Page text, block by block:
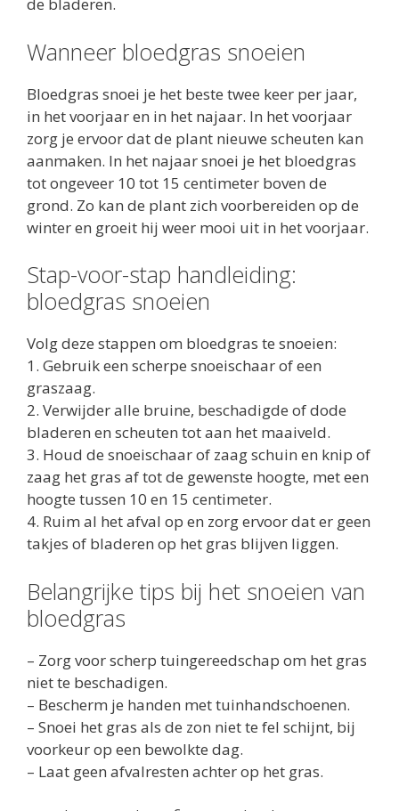
Wanneer bloedgras snoeien
Bloedgras snoei je het beste twee keer per jaar,
in het voorjaar en in het najaar. In het voorjaar
zorg je ervoor dat de plant nieuwe scheuten kan
aanmaken. In het najaar snoei je het bloedgras
tot ongeveer 10 tot 15 centimeter boven de
grond. Zo kan de plant zich voorbereiden op de
winter en groeit hij weer mooi uit in het voorjaar.
Stap-voor-stap handleiding:
bloedgras snoeien
Volg deze stappen om bloedgras te snoeien:
1. Gebruik een scherpe snoeischaar of een
graszaag.
2. Verwijder alle bruine, beschadigde of dode
bladeren en scheuten tot aan het maaiveld.
3. Houd de snoeischaar of zaag schuin en knip of
zaag het gras af tot de gewenste hoogte, met een
hoogte tussen 10 en 15 centimeter.
4. Ruim al het afval op en zorg ervoor dat er geen
takjes of bladeren op het gras blijven liggen.
Belangrijke tips bij het snoeien van
bloedgras
– Zorg voor scherp tuingereedschap om het gras
niet te beschadigen.
– Bescherm je handen met tuinhandschoenen.
– Snoei het gras als de zon niet te fel schijnt, bij
voorkeur op een bewolkte dag.
– Laat geen afvalresten achter op het gras.